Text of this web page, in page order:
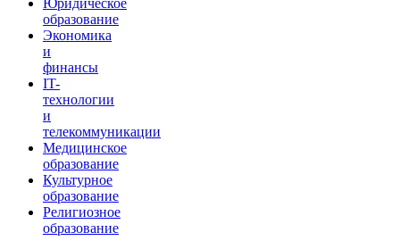
образование
Экономика
и
финансы
IT-
технологии
и
телекоммуникации
Медицинское
образование
Культурное
образование
Религиозное
образование